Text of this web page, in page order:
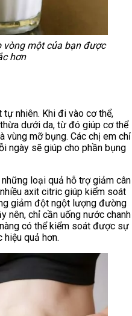
vòng một của bạn được
hơn
nhiên. Khi đi vào cơ thể,
dưới da, từ đó giúp cơ thể
vùng mỡ bụng. Các chị em chỉ
ngày sẽ giúp cho phần bụng
loại quả hỗ trợ giảm cân
axit citric giúp kiểm soát
giảm đột ngột lượng đường
nên, chỉ cần uống nước chanh
có thể kiểm soát được sự
quả hơn.